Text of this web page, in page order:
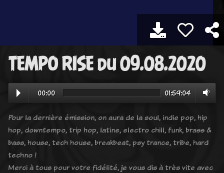
TEMPO RISE du 09.08.2020
00:00 01:59:04
Pour la dernière émission, on aura de la soul, indie pop, hip
hop, downtempo, trip hop, latine, electro chill, funk, brass &
bass, house, tech house, breakbeat, psy trance, tribe, hard
techno !
Merci à tous pour votre fidélité, je vous dis à très vite avec